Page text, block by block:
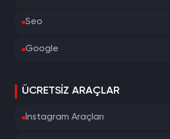
Seo
Google
ÜCRETSIZ ARAÇLAR
İnstagram Araçları